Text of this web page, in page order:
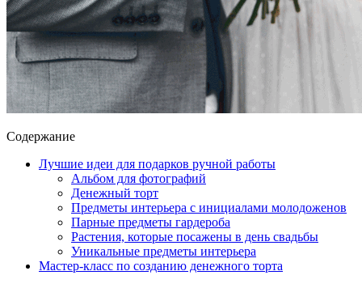
Содержание
Лучшие идеи для подарков ручной работы
Альбом для фотографий
Денежный торт
Предметы интерьера с инициалами молодоженов
Парные предметы гардероба
Растения, которые посажены в день свадьбы
Уникальные предметы интерьера
Мастер-класс по созданию денежного торта